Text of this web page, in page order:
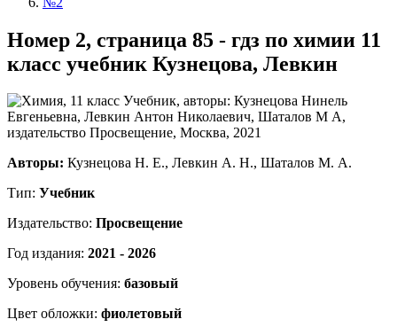
Номер 2, страница 85 - гдз по химии 11
класс учебник Кузнецова, Левкин
Авторы: Кузнецова Н. Е., Левкин А. Н., Шаталов М. А.
Тип: Учебник
Издательство: Просвещение
Год издания: 2021 - 2026
Уровень обучения: базовый
Цвет обложки: фиолетовый